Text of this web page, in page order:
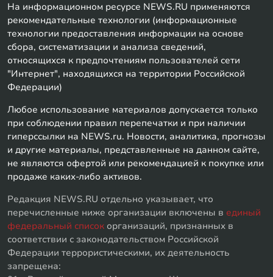
На информационном ресурсе NEWS.RU применяются
рекомендательные технологии (информационные
технологии предоставления информации на основе
сбора, систематизации и анализа сведений,
относящихся к предпочтениям пользователей сети
"Интернет", находящихся на территории Российской
Федерации)
Любое использование материалов допускается только
при соблюдении правил перепечатки и при наличии
гиперссылки на NEWS.ru. Новости, аналитика, прогнозы
и другие материалы, представленные на данном сайте,
не являются офертой или рекомендацией к покупке или
продаже каких-либо активов.
Редакция NEWS.RU отдельно указывает, что
перечисленные ниже организации включены в единый
федеральный список организаций, признанных в
соответствии с законодательством Российской
Федерации террористическими, их деятельность
запрещена: